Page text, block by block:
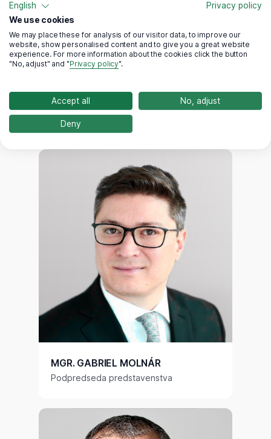
RNDR. VLADIMÍR MLYNEK, CFA
Predseda predstavenstva
MGR. GABRIEL MOLNÁR
Podpredseda predstavenstva
English
Privacy policy
We use cookies
We may place these for analysis of our visitor data, to improve our
website, show personalised content and to give you a great website
experience. For more information about the cookies click the button
"No, adjust" and "Privacy policy".
Accept all No, adjust
Deny